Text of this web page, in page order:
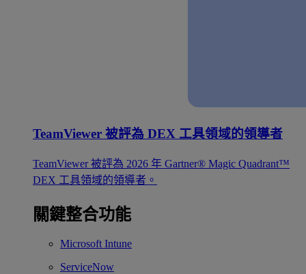
TeamViewer 被評為 DEX 工具領域的領導者
TeamViewer 被評為 2026 年 Gartner® Magic Quadrant™
DEX 工具領域的領導者。
關鍵整合功能
Microsoft Intune
ServiceNow